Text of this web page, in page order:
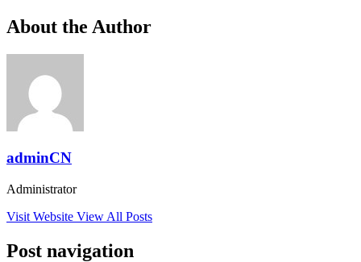
About the Author
adminCN
Administrator
Visit Website View All Posts
Post navigation